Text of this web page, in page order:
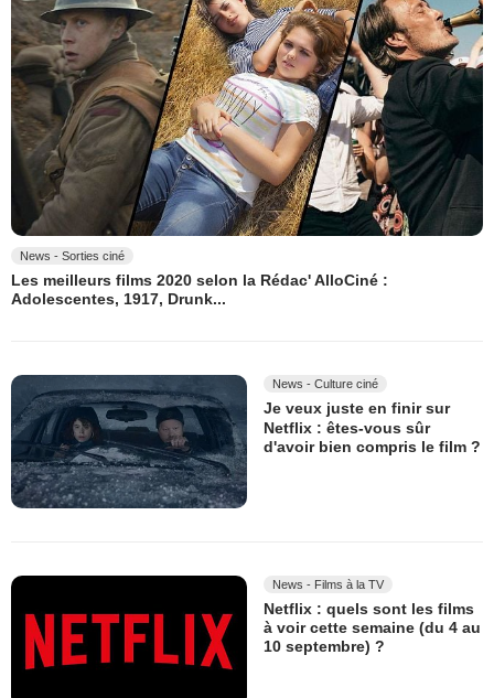
News - Sorties ciné
Les meilleurs films 2020 selon la Rédac' AlloCiné :
Adolescentes, 1917, Drunk...
News - Culture ciné
Je veux juste en finir sur
Netflix : êtes-vous sûr
d'avoir bien compris le film ?
News - Films à la TV
Netflix : quels sont les films
à voir cette semaine (du 4 au
10 septembre) ?